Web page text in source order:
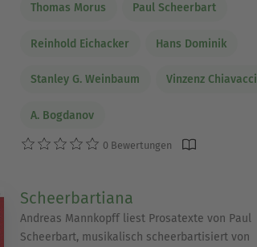
Thomas Morus Paul Scheerbart
Reinhold Eichacker Hans Dominik
Stanley G. Weinbaum Vinzenz Chiavacci
A. Bogdanov
0 Bewertungen
Scheerbartiana
Andreas Mannkopff liest Prosatexte von Paul
Scheerbart, musikalisch scheerbartisiert von